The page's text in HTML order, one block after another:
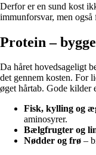
Derfor er en sund kost
immunforsvar, men
Protein –
Da håret hovedsageligt
det gennem kosten. For
øget hårtab. Gode kilder
Fisk, kylling og
aminosyrer.
Bælgfrugter og
Nødder og frø –